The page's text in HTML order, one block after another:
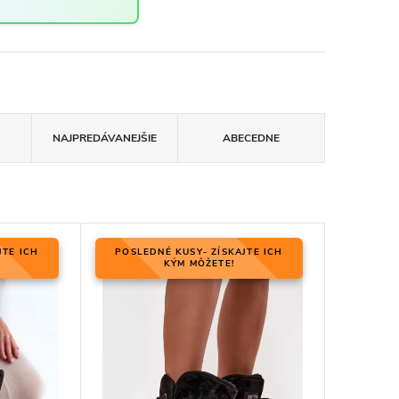
NAJPREDÁVANEJŠIE ABECEDNE
ICH
POSLEDNÉ KUSY- ZÍSKAJTE ICH
KÝM MÔŽETE!